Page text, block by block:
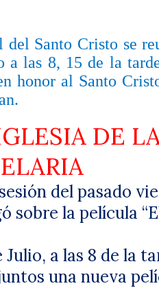
Santo Cristo se
a las 8, 15 de la
honor al Santo
DE
del pasado
sobre la película
a las 8 de la
una nueva